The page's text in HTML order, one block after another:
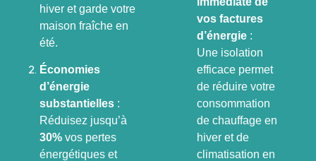
hiver et garde votre
maison fraîche en
été.
Économies
d’énergie
substantielles :
Réduisez jusqu’à
30% vos pertes
énergétiques et
vos factures
d’énergie:
Une isolation
efficace permet
de réduire votre
consommation
de chauffage en
hiver et de
climatisation en